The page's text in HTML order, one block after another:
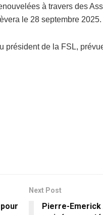
à travers des
le 28 septembre 2025.
président de la FSL,
Next Post
Pierre-